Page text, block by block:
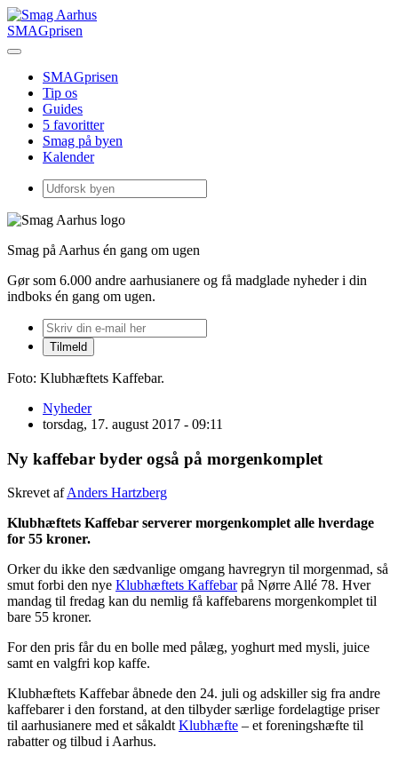
SMAGprisen
SMAGprisen
Tip os
Guides
5 favoritter
Smag på byen
Kalender
Smag på Aarhus én gang om ugen
Gør som 6.000 andre aarhusianere og få madglade nyheder i din
indboks én gang om ugen.
Foto: Klubhæftets Kaffebar.
Nyheder
torsdag, 17. august 2017 - 09:11
Ny kaffebar byder også på morgenkomplet
Skrevet afAnders Hartzberg
Klubhæftets Kaffebar serverer morgenkomplet alle hverdage
for 55 kroner.
Orker du ikke den sædvanlige omgang havregryn til morgenmad, så
smut forbi den nye Klubhæftets Kaffebarpå Nørre Allé 78. Hver
mandag til fredag kan du nemlig få kaffebarens morgenkomplet til
bare 55 kroner.
For den pris får du en bolle med pålæg, yoghurt med mysli, juice
samt en valgfri kop kaffe.
Klubhæftets Kaffebar åbnede den 24. juli og adskiller sig fra andre
kaffebarer i den forstand, at den tilbyder særlige fordelagtige priser
til aarhusianere med et såkaldtKlubhæfte – et foreningshæfte til
rabatter og tilbud i Aarhus.